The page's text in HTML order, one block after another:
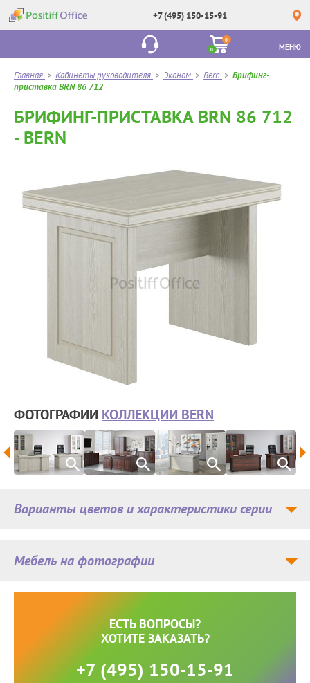
+7 (495) 150-15-91
0
0
МЕНЮ
Главная > Кабинеты руководителя > Эконом > Bern > Брифинг-
приставка BRN 86 712
БРИФИНГ-ПРИСТАВКА BRN 86 712
- BERN
ФОТОГРАФИИ КОЛЛЕКЦИИ BERN
Мебель на фотографии
Варианты цветов и характеристики серии
ЕСТЬ ВОПРОСЫ?
ХОТИТЕ ЗАКАЗАТЬ?
+7 (495) 150-15-91